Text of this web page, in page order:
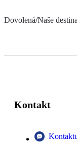
Dovolená/Naše
Kontakt